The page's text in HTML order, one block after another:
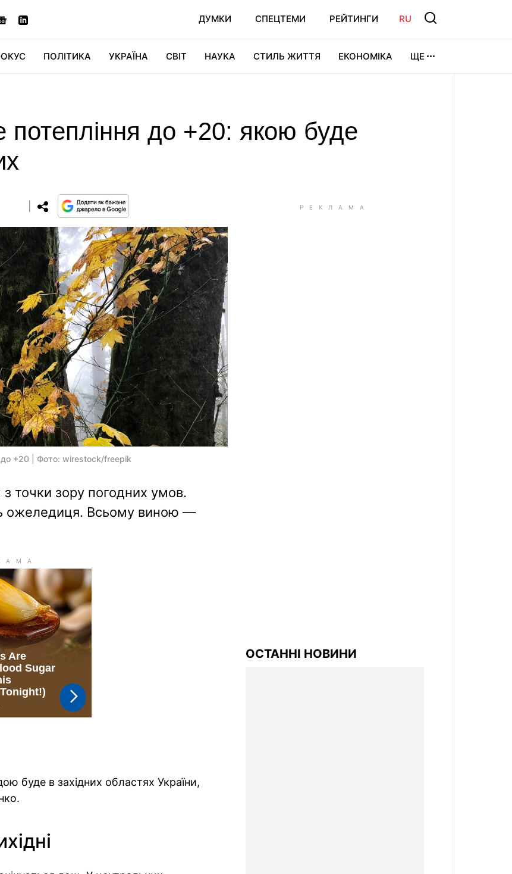
ДУМКИ СПЕЦТЕМИ РЕЙТИНГИ RU
ПОЛІТИКА УКРАЇНА СВІТ НАУКА СТИЛЬ ЖИТТЯ ЕКОНОМІКА ЩЕ
потепління до +20: якою буде
до +20 | Фото: wirestock/freepik
з точки зору погодних умов.
ожеледиця. Всьому виною —
буде в західних областях України,
ОСТАННІ НОВИНИ